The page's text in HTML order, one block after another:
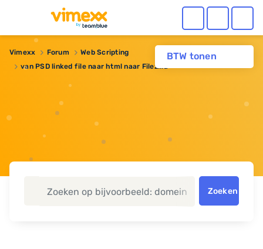
BTW tonen
Vimexx Forum
Web Scripting
van PSD linked file naar html naar Filezilla
Zoeken